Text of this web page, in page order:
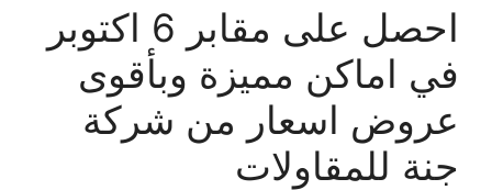
احصل على مقابر 6 اكتوبر
في اماكن مميزة وبأقوى
عروض اسعار من شركة
جنة للمقاولات